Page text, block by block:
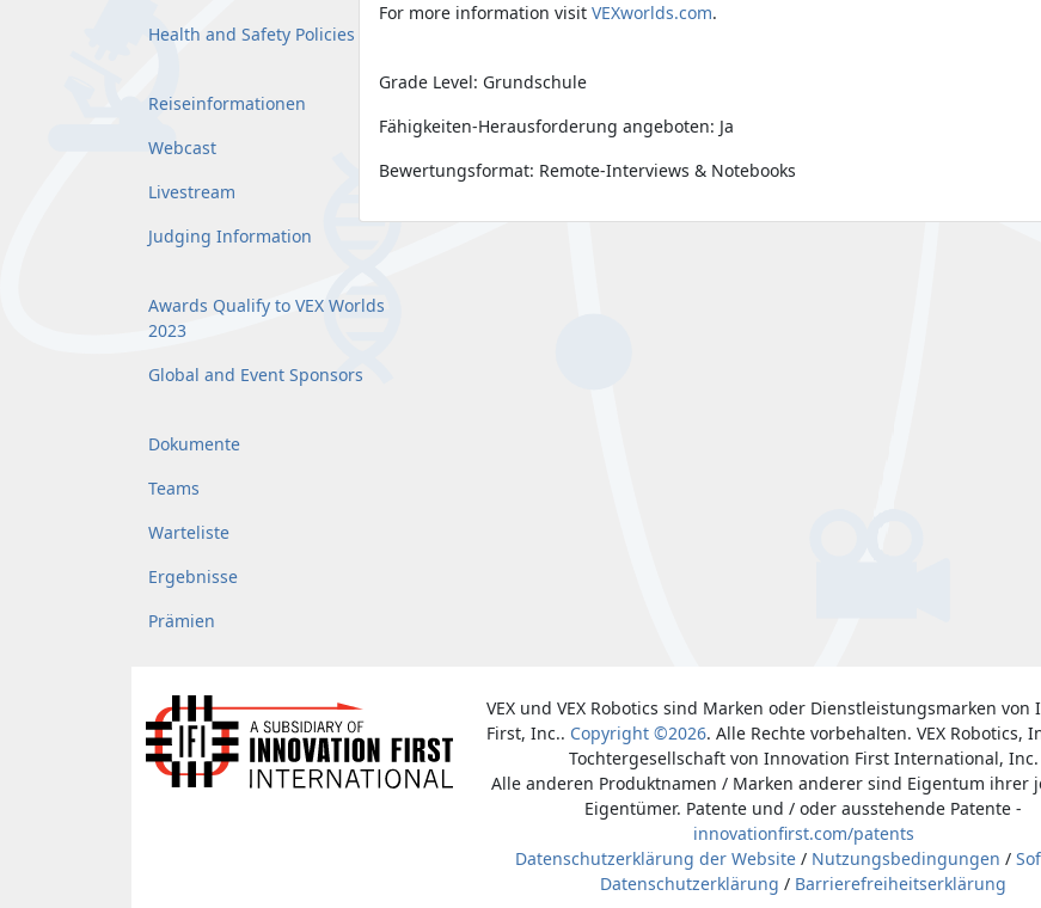
Health and Safety Policies
Reiseinformationen
Webcast
Livestream
Judging Information
Awards Qualify to VEX Worlds
2023
Global and Event Sponsors
Dokumente
Teams
Warteliste
Ergebnisse
Prämien
For more information visit VEXworlds.com.
Grade Level: Grundschule
Fähigkeiten-Herausforderung angeboten: Ja
Bewertungsformat: Remote-Interviews & Notebooks
VEX und VEX Robotics sind Marken oder Dienstleistungsmarken von
First, Inc.. Copyright ©2026. Alle Rechte vorbehalten. VEX Robotics,
Tochtergesellschaft von Innovation First International, Inc.
Alle anderen Produktnamen / Marken anderer sind Eigentum ihrer
Eigentümer. Patente und / oder ausstehende Patente -
innovationfirst.com/patents
Datenschutzerklärung der Website/Nutzungsbedingungen /
Datenschutzerklärung / Barrierefreiheitserklärung